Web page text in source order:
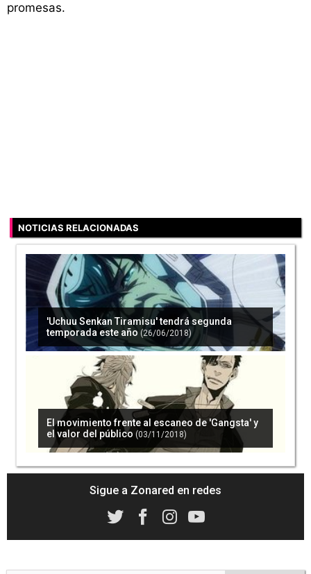
promesas.
NOTICIAS RELACIONADAS
'Uchuu Senkan Tiramisu' tendrá segunda
temporada este año (26/06/2018)
El movimiento frente al escaneo de 'Gangsta' y
el valor del público (03/11/2018)
Sigue a Zonared en redes